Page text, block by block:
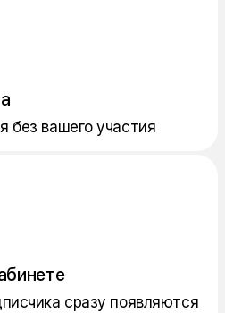
без вашего участия
сразу появляются